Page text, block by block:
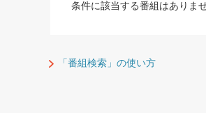
条件に該当する番組はありませ
「番組検索」の使い方